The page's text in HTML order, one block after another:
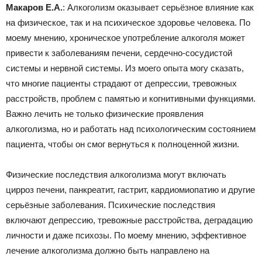
Макаров Е.А.: Алкоголизм оказывает серьёзное влияние как
на физическое, так и на психическое здоровье человека. По
моему мнению, хроническое употребление алкоголя может
привести к заболеваниям печени, сердечно-сосудистой
системы и нервной системы. Из моего опыта могу сказать,
что многие пациенты страдают от депрессии, тревожных
расстройств, проблем с памятью и когнитивными функциями.
Важно лечить не только физические проявления
алкоголизма, но и работать над психологическим состоянием
пациента, чтобы он смог вернуться к полноценной жизни.
Физические последствия алкоголизма могут включать
цирроз печени, панкреатит, гастрит, кардиомиопатию и другие
серьёзные заболевания. Психические последствия
включают депрессию, тревожные расстройства, деградацию
личности и даже психозы. По моему мнению, эффективное
лечение алкоголизма должно быть направлено на